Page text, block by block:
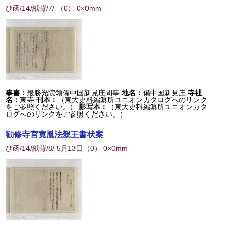
ひ函/14/紙背/7/ （0） 0×0mm
事書：最勝光院領備中国新見庄間事地名：備中国新見庄 寺社
名：東寺 刊本：
（東大史料編纂所ユニオンカタログへのリンク
をご参照ください。）
影写本：
（東大史料編纂所ユニオンカタ
ログへのリンクをご参照ください。）
勧修寺宮寛胤法親王書状案
ひ函/14/紙背/8/ 5月13日 （0） 0×0mm